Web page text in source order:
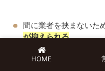
間に業者を挟まないた
が抑えられる
自社で一貫してのリフ
てもらえる
HOME